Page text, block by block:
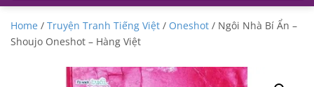
Home / Truyện Tranh Tiếng Việt / Oneshot / Ngôi Nhà Bí Ẩn –
Shoujo Oneshot – Hàng Việt